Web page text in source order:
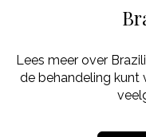
Lees meer over
de behandeling kunt